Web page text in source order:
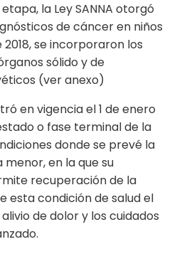
la Ley SANNA otorgó
de cáncer en niños
2018, se incorporaron los
sólido y de
(ver anexo)
en vigencia el 1 de enero
o fase terminal de la
donde se prevé la
en la que su
recuperación de la
esta condición de salud el
de dolor y los cuidados